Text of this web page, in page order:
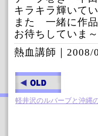
キラキラ輝いて
また 一緒に作
お待ちしていま
熱血講師｜ 2008/
軽井沢のルバーブと沖縄